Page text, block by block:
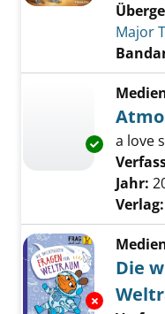
Major
Exemplar-
a love
Jahr:
Verlag:
Die